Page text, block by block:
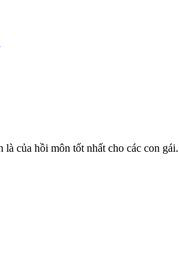
của hồi môn tốt nhất cho các con gái.